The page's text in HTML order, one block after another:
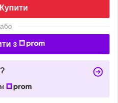
Купити
або
з